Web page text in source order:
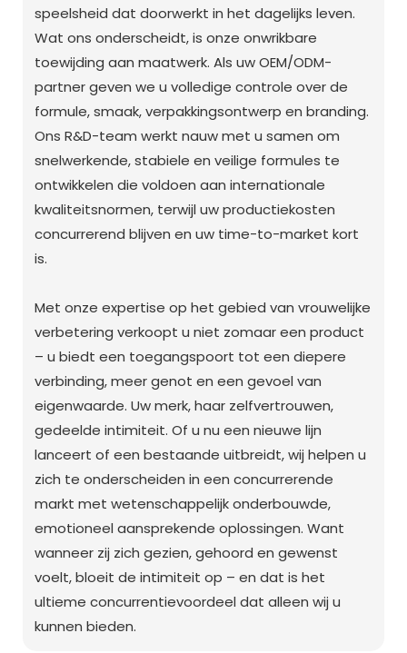
speelsheid dat doorwerkt in het dagelijks leven.
Wat ons onderscheidt, is onze onwrikbare
toewijding aan maatwerk. Als uw OEM/ODM-
partner geven we u volledige controle over de
formule, smaak, verpakkingsontwerp en branding.
Ons R&D-team werkt nauw met u samen om
snelwerkende, stabiele en veilige formules te
ontwikkelen die voldoen aan internationale
kwaliteitsnormen, terwijl uw productiekosten
concurrerend blijven en uw time-to-market kort
is.
Met onze expertise op het gebied van vrouwelijke
verbetering verkoopt u niet zomaar een product
– u biedt een toegangspoort tot een diepere
verbinding, meer genot en een gevoel van
eigenwaarde. Uw merk, haar zelfvertrouwen,
gedeelde intimiteit. Of u nu een nieuwe lijn
lanceert of een bestaande uitbreidt, wij helpen u
zich te onderscheiden in een concurrerende
markt met wetenschappelijk onderbouwde,
emotioneel aansprekende oplossingen. Want
wanneer zij zich gezien, gehoord en gewenst
voelt, bloeit de intimiteit op – en dat is het
ultieme concurrentievoordeel dat alleen wij u
kunnen bieden.